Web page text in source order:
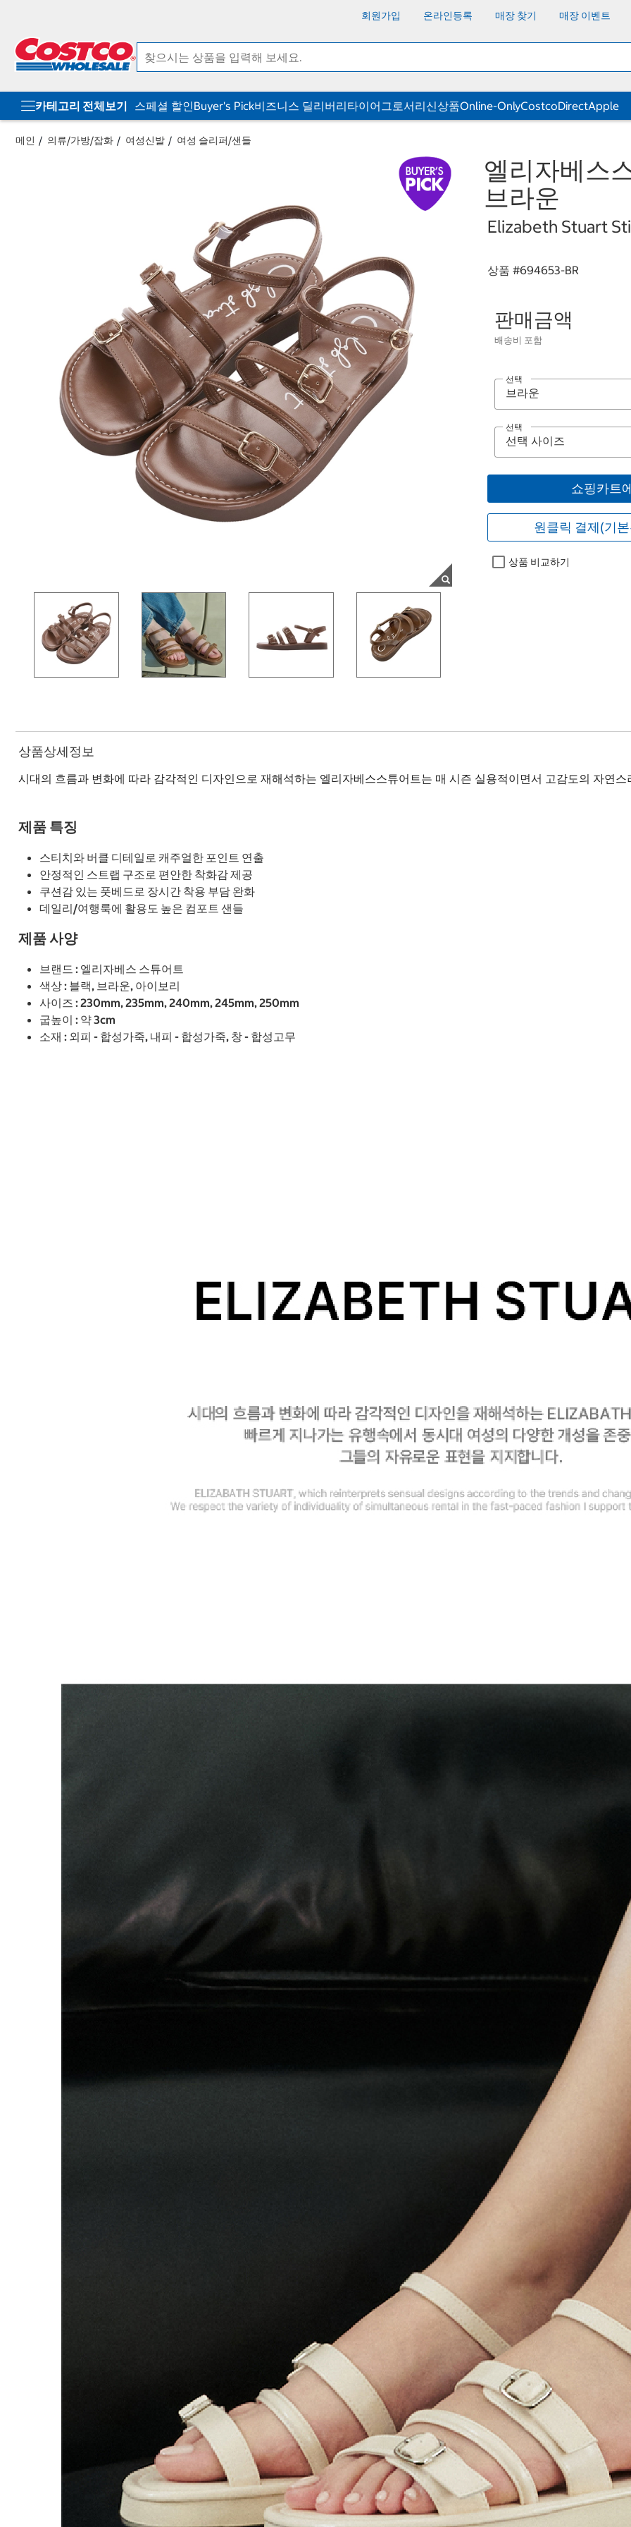
회원가입 온라인등록 매장 찾기 매장 이벤트
카테고리 전체보기 스페셜 할인Buyer's Pick비즈니스 딜리버리타이어그로서리신상품Online-OnlyCostcoDirectApple
메인 의류/가방/잡화 여성신발 여성 슬리퍼/샌들
엘리자베스
브라운
Elizabeth Stuart
상품 #694653-BR
판매금액
배송비 포함
선택
선택
쇼핑카트
원클릭 결제(기
상품 비교하기
상품상세정보
시대의 흐름과 변화에 따라 감각적인 디자인으로 재해석하는 엘리자베스스튜어트는 매 시즌 실용적이면서 고감도의 자연스
제품 특징
스티치와 버클 디테일로 캐주얼한 포인트 연출
안정적인 스트랩 구조로 편안한 착화감 제공
쿠션감 있는 풋베드로 장시간 착용 부담 완화
데일리/여행룩에 활용도 높은 컴포트 샌들
제품 사양
브랜드 : 엘리자베스 스튜어트
색상 : 블랙, 브라운, 아이보리
사이즈 : 230mm, 235mm, 240mm, 245mm, 250mm
굽높이 : 약 3cm
소재 : 외피 - 합성가죽, 내피 - 합성가죽, 창 - 합성고무